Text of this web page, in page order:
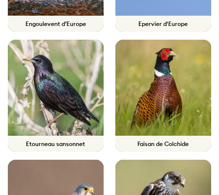
Engoulevent d’Europe Epervier d'Europe
Etourneau sansonnet Faisan de Colchide